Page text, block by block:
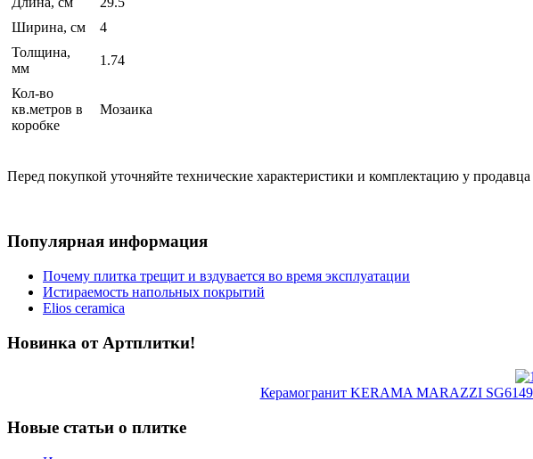
Ширина, см
4
Толщина,
мм
1.74
Кол-во
кв.метров в
коробке
Мозаика
Перед покупкой уточняйте технические характеристики и комплектацию у продавца
Популярная информация
Почему плитка трещит и вздувается во время эксплуатации
Истираемость напольных покрытий
Elios ceramica
Новинка от Артплитки!
Керамогранит KERAMA MARAZZI
Новые статьи о плитке